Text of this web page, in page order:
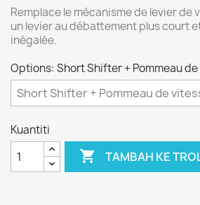
Remplace le mécanisme de levier de
un levier au débattement plus court
inégalée.
Options: Short Shifter + Pommeau
Kuantiti
 TAMBAH KE